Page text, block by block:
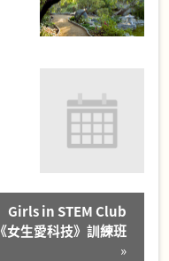
Girls in STEM Club
《女生愛科技》訓練班
»